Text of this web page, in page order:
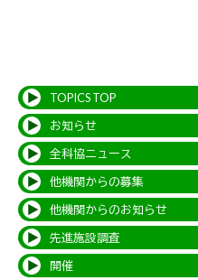
TOPICS TOP
お知らせ
全科協ニュース
他機関からの募集
他機関からのお知らせ
先進施設調査
開催